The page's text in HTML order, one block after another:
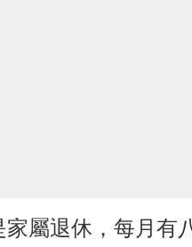
屬退休，每月有